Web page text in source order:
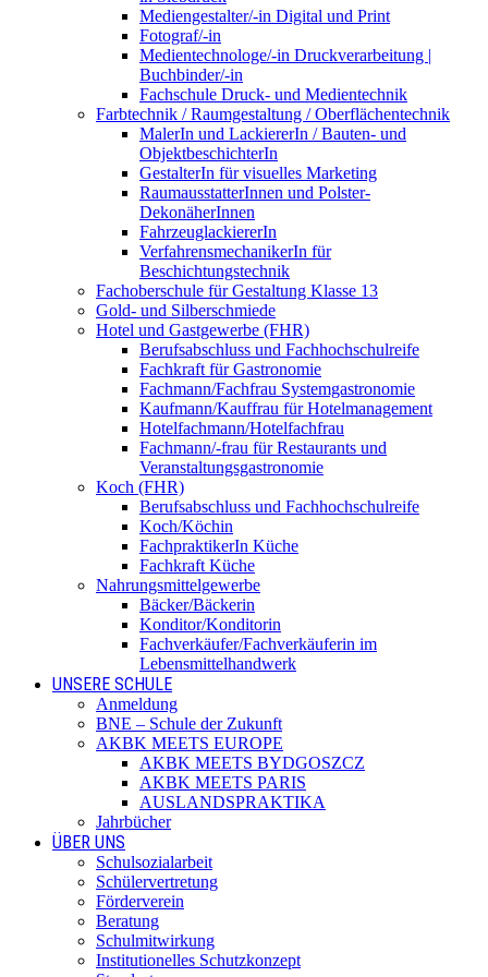
Mediengestalter/-in Digital und Print
Fotograf/-in
Medientechnologe/-in Druckverarbeitung |
Buchbinder/-in
Fachschule Druck- und Medientechnik
Farbtechnik / Raumgestaltung / Oberflächentechnik
MalerIn und LackiererIn / Bauten- und
ObjektbeschichterIn
GestalterIn für visuelles Marketing
RaumausstatterInnen und Polster-
DekonäherInnen
FahrzeuglackiererIn
VerfahrensmechanikerIn für
Beschichtungstechnik
Fachoberschule für Gestaltung Klasse 13
Gold- und Silberschmiede
Hotel und Gastgewerbe (FHR)
Berufsabschluss und Fachhochschulreife
Fachkraft für Gastronomie
Fachmann/Fachfrau Systemgastronomie
Kaufmann/Kauffrau für Hotelmanagement
Hotelfachmann/Hotelfachfrau
Fachmann/-frau für Restaurants und
Veranstaltungsgastronomie
Koch (FHR)
Berufsabschluss und Fachhochschulreife
Koch/Köchin
FachpraktikerIn Küche
Fachkraft Küche
Nahrungsmittelgewerbe
Bäcker/Bäckerin
Konditor/Konditorin
Fachverkäufer/Fachverkäuferin im
Lebensmittelhandwerk
UNSERE SCHULE
Anmeldung
BNE – Schule der Zukunft
AKBK MEETS EUROPE
AKBK MEETS BYDGOSZCZ
AKBK MEETS PARIS
AUSLANDSPRAKTIKA
Jahrbücher
ÜBER UNS
Schulsozialarbeit
Schülervertretung
Förderverein
Beratung
Schulmitwirkung
Institutionelles Schutzkonzept